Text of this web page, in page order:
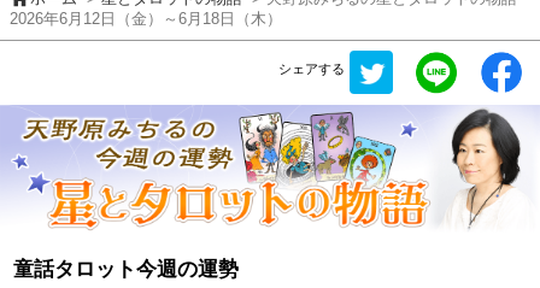
2026年6月12日（金）～6月18日（木）
シェアする
童話タロット今週の運勢